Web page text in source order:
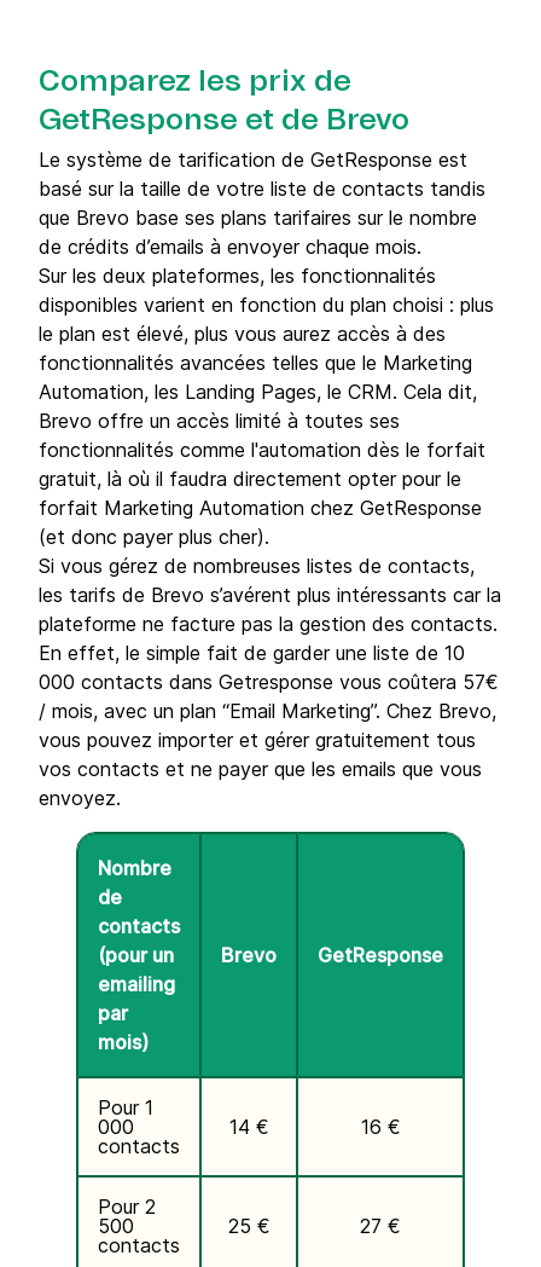
Comparez les prix de
GetResponse et de Brevo
Le système de tarification de GetResponse est
basé sur la taille de votre liste de contacts tandis
que Brevo base ses plans tarifaires sur le nombre
de crédits d’emails à envoyer chaque mois.
Sur les deux plateformes, les fonctionnalités
disponibles varient en fonction du plan choisi : plus
le plan est élevé, plus vous aurez accès à des
fonctionnalités avancées telles que le Marketing
Automation, les Landing Pages, le CRM. Cela dit,
Brevo offre un accès limité à toutes ses
fonctionnalités comme l'automation dès le forfait
gratuit, là où il faudra directement opter pour le
forfait Marketing Automation chez GetResponse
(et donc payer plus cher).
Si vous gérez de nombreuses listes de contacts,
les tarifs de Brevo s’avérent plus intéressants car la
plateforme ne facture pas la gestion des contacts.
En effet, le simple fait de garder une liste de 10
000 contacts dans Getresponse vous coûtera 57€
/ mois, avec un plan “Email Marketing”. Chez Brevo,
vous pouvez importer et gérer gratuitement tous
vos contacts et ne payer que les emails que vous
envoyez.
Nombre
de
contacts
(pour un
emailing
par
mois)
Brevo GetResponse
Pour 1
000
contacts
14 € 16 €
Pour 2
500
contacts
25 € 27 €